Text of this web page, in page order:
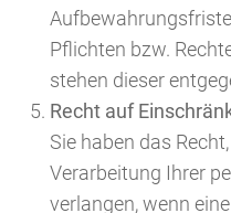
Pflichten bzw.
stehen dieser
Recht auf
Sie haben das
Verarbeitung Ihrer
verlangen, wenn